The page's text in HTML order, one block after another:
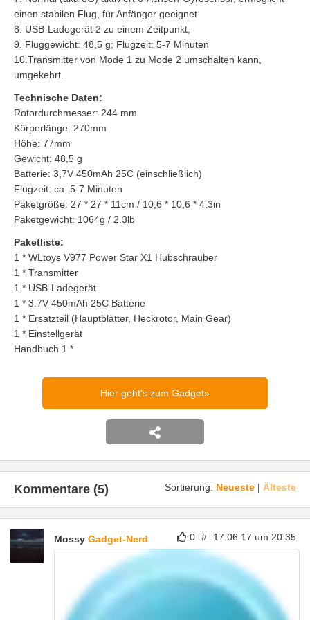
einen stabilen Flug, für Anfänger geeignet
8. USB-Ladegerät 2 zu einem Zeitpunkt,
9. Fluggewicht: 48,5 g; Flugzeit: 5-7 Minuten
10.Transmitter von Mode 1 zu Mode 2 umschalten kann,
umgekehrt.
Technische Daten:
Rotordurchmesser: 244 mm
Körperlänge: 270mm
Höhe: 77mm
Gewicht: 48,5 g
Batterie: 3,7V 450mAh 25C (einschließlich)
Flugzeit: ca. 5-7 Minuten
Paketgröße: 27 * 27 * 11cm / 10,6 * 10,6 * 4.3in
Paketgewicht: 1064g / 2.3lb
Paketliste:
1 * WLtoys V977 Power Star X1 Hubschrauber
1 * Transmitter
1 * USB-Ladegerät
1 * 3.7V 450mAh 25C Batterie
1 * Ersatzteil (Hauptblätter, Heckrotor, Main Gear)
1 * Einstellgerät
Handbuch 1 *
Hier geht's zum Gadget
Sortierung: Neueste | Älteste
Kommentare (5)
0 # 17.06.17 um 20:35
Mossy Gadget-Nerd